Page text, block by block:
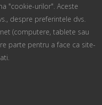
"cookie-urilor". Aceste
despre preferintele dvs.
(computere, tablete sau
parte pentru a face ca site-